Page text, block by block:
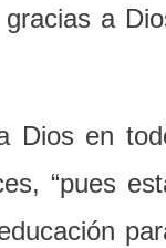
a
Dios en
“pues